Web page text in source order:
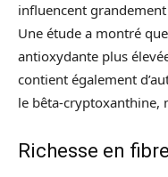
influencent
Une étude a montré
antioxydante plus
contient également
le bêta-cryptoxanthine,
Richesse en